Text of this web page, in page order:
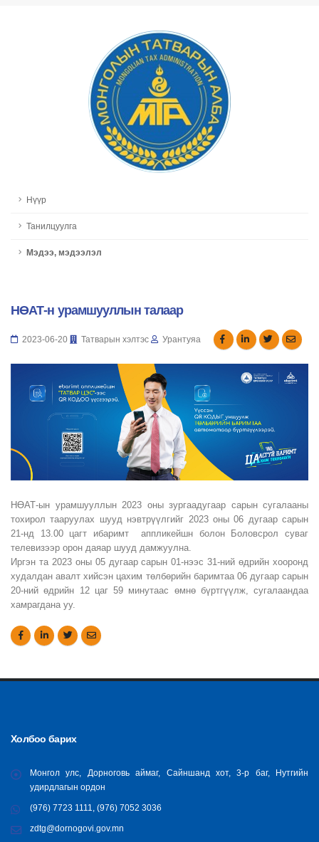
Нүүр
Танилцуулга
Мэдээ, мэдээлэл
НӨАТ-н урамшууллын талаар
2023-06-20 Татварын хэлтэс Урантуяа
НӨАТ-ын урамшууллын 2023 оны зургаадугаар сарын сугалааны
тохирол тааруулах шууд нэвтрүүлгийг 2023 оны 06 дугаар сарын
21-нд 13.00 цагт ибаримт аппликейшн болон Боловсрол суваг
телевизээр орон даяар шууд дамжуулна.
Иргэн та 2023 оны 05 дугаар сарын 01-нээс 31-ний өдрийн хооронд
худалдан авалт хийсэн цахим төлбөрийн баримтаа 06 дугаар сарын
20-ний өдрийн 12 цаг 59 минутаас өмнө бүртгүүлж, сугалаандаа
хамрагдана уу.
Холбоо барих
Монгол улс, Дорноговь аймаг, Сайншанд хот, 3-р баг, Нутгийн
удирдлагын ордон
(976) 7723 1111, (976) 7052 3036
zdtg@dornogovi.gov.mn